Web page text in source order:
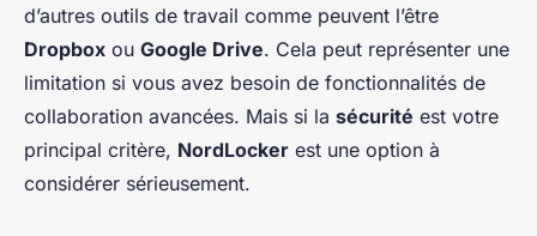
d’autres outils de travail comme peuvent l’être
Dropbox ou Google Drive. Cela peut représenter une
limitation si vous avez besoin de fonctionnalités de
collaboration avancées. Mais si la sécurité est votre
principal critère, NordLocker est une option à
considérer sérieusement.